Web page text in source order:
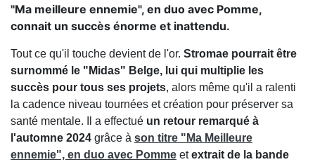
"Ma meilleure ennemie", en duo avec Pomme,
connait un succès énorme et inattendu.
Tout ce qu'il touche devient de l'or. Stromae pourrait être
surnommé le "Midas" Belge, lui qui multiplie les
succès pour tous ses projets, alors même qu'il a ralenti
la cadence niveau tournées et création pour préserver sa
santé mentale. Il a effectué un retour remarqué à
l'automne 2024 grâce à son titre "Ma Meilleure
ennemie", en duo avec Pomme etextrait de la bande